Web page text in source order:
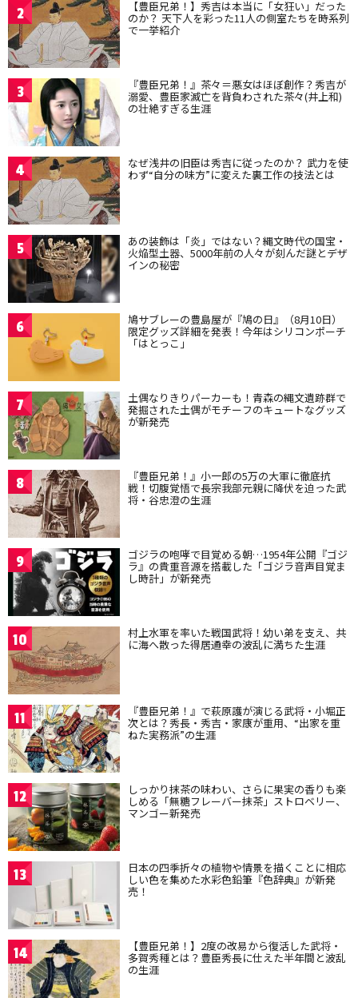
2 【豊臣兄弟！】秀吉は本当に「女狂い」だった
のか？ 天下人を彩った11人の側室たちを時系列
で一挙紹介
3 『豊臣兄弟！』茶々＝悪女はほぼ創作？秀吉が
溺愛、豊臣家滅亡を背負わされた茶々(井上和)
の壮絶すぎる生涯
4 なぜ浅井の旧臣は秀吉に従ったのか？ 武力を使
わず“自分の味方”に変えた裏工作の技法とは
5 あの装飾は「炎」ではない？縄文時代の国宝・
火焔型土器、5000年前の人々が刻んだ謎とデザ
インの秘密
6 鳩サブレーの豊島屋が『鳩の日』（8月10日）
限定グッズ詳細を発表！今年はシリコンポーチ
「はとっこ」
7 土偶なりきりパーカーも！青森の縄文遺跡群で
発掘された土偶がモチーフのキュートなグッズ
が新発売
8 『豊臣兄弟！』小一郎の5万の大軍に徹底抗
戦！切腹覚悟で長宗我部元親に降伏を迫った武
将・谷忠澄の生涯
9 ゴジラの咆哮で目覚める朝…1954年公開『ゴジ
ラ』の貴重音源を搭載した「ゴジラ音声目覚ま
し時計」が新発売
10 村上水軍を率いた戦国武将！幼い弟を支え、共
に海へ散った得居通幸の波乱に満ちた生涯
11 『豊臣兄弟！』で萩原護が演じる武将・小堀正
次とは？秀長・秀吉・家康が重用、“出家を重
ねた実務派”の生涯
12 しっかり抹茶の味わい、さらに果実の香りも楽
しめる「無糖フレーバー抹茶」ストロベリー、
マンゴー新発売
13 日本の四季折々の植物や情景を描くことに相応
しい色を集めた水彩色鉛筆『色辞典』が新発
売！
14 【豊臣兄弟！】2度の改易から復活した武将・
多賀秀種とは？豊臣秀長に仕えた半年間と波乱
の生涯